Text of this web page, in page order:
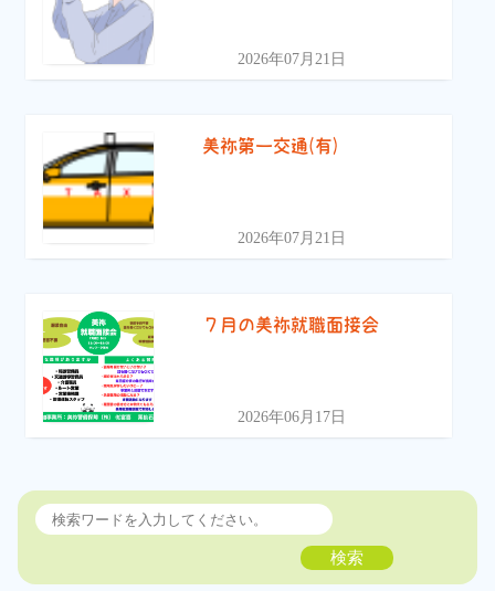
2026年07月21日
美祢第一交通(有)
2026年07月21日
７月の美祢就職面接会
2026年06月17日
検索